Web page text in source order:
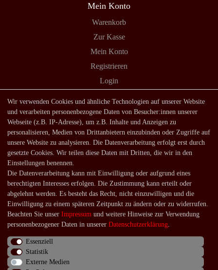
Mein Konto
Warenkorb
Zur Kasse
Mein Konto
Registrieren
Login
Shop
Lagerverkauf
Zahlungsarten
Versandarten und -kosten
Service
Kontakt
Häufige Fragen
Über uns
Impressum
Wir verwenden Cookies und ähnliche Technologien auf unserer Website
und verarbeiten personenbezogene Daten von Besucher:innen unserer
Webseite (z.B. IP-Adresse), um z.B. Inhalte und Anzeigen zu
personalisieren, Medien von Drittanbietern einzubinden oder Zugriffe auf
unsere Website zu analysieren. Die Datenverarbeitung erfolgt erst durch
gesetzte Cookies. Wir teilen diese Daten mit Dritten, die wir in den
Einstellungen benennen.
Die Datenverarbeitung kann mit Einwilligung oder aufgrund eines
berechtigten Interesses erfolgen. Die Zustimmung kann erteilt oder
abgelehnt werden. Es besteht das Recht, nicht einzuwilligen und die
Einwilligung zu einem späteren Zeitpunkt zu ändern oder zu widerrufen.
Beachten Sie unser Impressum und weitere Hinweise zur Verwendung
personenbezogener Daten in unserer Daten­schutz­erklärung.
Essenziell
Statistik
Externe Medien